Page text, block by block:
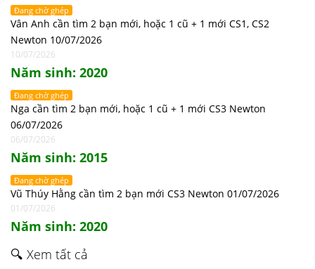
Đang chờ ghép
Vân Anh cần tìm 2 bạn mới, hoặc 1 cũ + 1 mới CS1, CS2
Newton 10/07/2026
10/07/2026
Năm sinh: 2020
Đang chờ ghép
Nga cần tìm 2 bạn mới, hoặc 1 cũ + 1 mới CS3 Newton
06/07/2026
06/07/2026
Năm sinh: 2015
Đang chờ ghép
Vũ Thúy Hằng cần tìm 2 bạn mới CS3 Newton 01/07/2026
01/07/2026
Năm sinh: 2020
🔍 Xem tất cả